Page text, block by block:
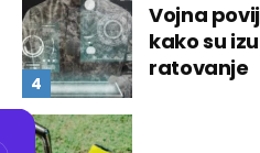
Vojna
kako su
ratovanje